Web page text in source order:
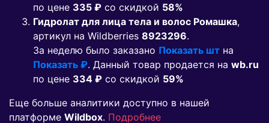
по цене 335 ₽ co скидкой 58%
Гидролат для лица тела и волос Ромашка,
артикул на Wildberries 8923296.
За неделю было заказано Показать шт на
Показать ₽. Данный товар продается на wb.ru
по цене 334 ₽ co скидкой 59%
Еще больше аналитики доступно в нашей
платформе Wildbox. Подробнее